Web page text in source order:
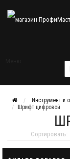
Инструмент и
Шрифт цифровой
Сортировать: